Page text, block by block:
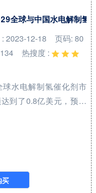
全球与中国水电解制氢
2023-12-18
页码: 80
热搜度 :
球水电解制氢催化剂市
到了0.8亿美元，预计
（CAGR）为
2029）。地区层面
市场在过去几年变化
年市场规模为 百万美
球的 %，预计2029年
买